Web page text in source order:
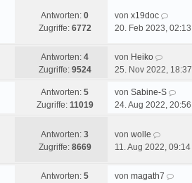
Antworten: 0
Zugriffe: 6772
von x19doc
20. Feb 2023, 02:13
Antworten: 4
Zugriffe: 9524
von Heiko
25. Nov 2022, 18:37
Antworten: 5
Zugriffe: 11019
von Sabine-S
24. Aug 2022, 20:56
Antworten: 3
Zugriffe: 8669
von wolle
11. Aug 2022, 09:14
Antworten: 5
von magath7